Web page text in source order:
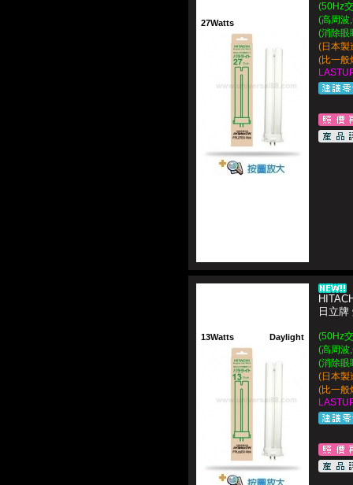
27Watts
(50Hz
(高周波
(消除眼
(日本製
(比一般
13Watts Daylight
日立牌
(50Hz
(高周波
(消除眼
(日本製
(比一般